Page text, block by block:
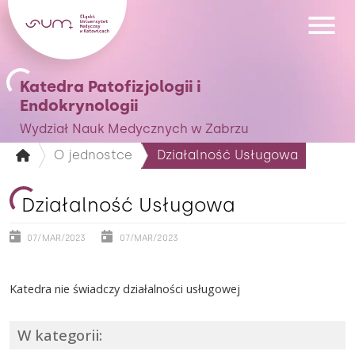
Katedra Patofizjologii i
Endokrynologii
Wydział Nauk Medycznych w Zabrzu
O jednostce
Działalność Usługowa
Działalność Usługowa
07/MAR/2023 07/MAR/2023
Katedra nie świadczy działalności usługowej
W kategorii: